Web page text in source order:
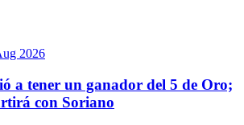
2026
a tener un ganador del 5 de Oro;
con Soriano